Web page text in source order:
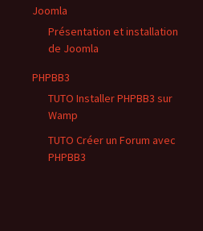
Joomla
Présentation et installation
de Joomla
PHPBB3
TUTO Installer PHPBB3 sur
Wamp
TUTO Créer un Forum avec
PHPBB3